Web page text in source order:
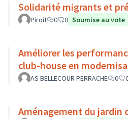
Solidarité migrants et
Piroit 0 0 Soumise au vote
Améliorer les
club-house en
AS BELLECOUR PERRACHE 0
Aménagement du jardin